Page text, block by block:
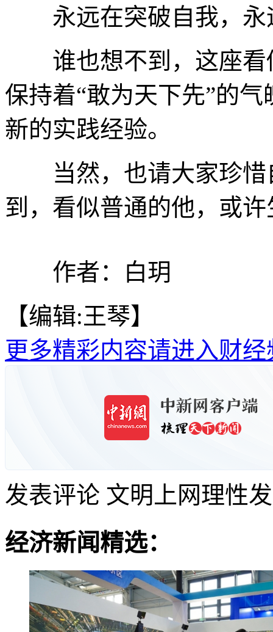
永远在突破自我，永
谁也想不到，这座看
保持着“敢为天下先”的
新的实践经验。
当然，也请大家珍惜
到，看似普通的他，或
作者：白玥
【编辑:王琴】
更多精彩内容请进入财经
发表评论 文明上网理性
经济新闻精选：